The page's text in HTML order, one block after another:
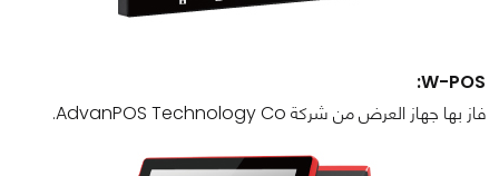
W-POS:
فاز بها جهاز العرض من شركة AdvanPOS Technology Co.